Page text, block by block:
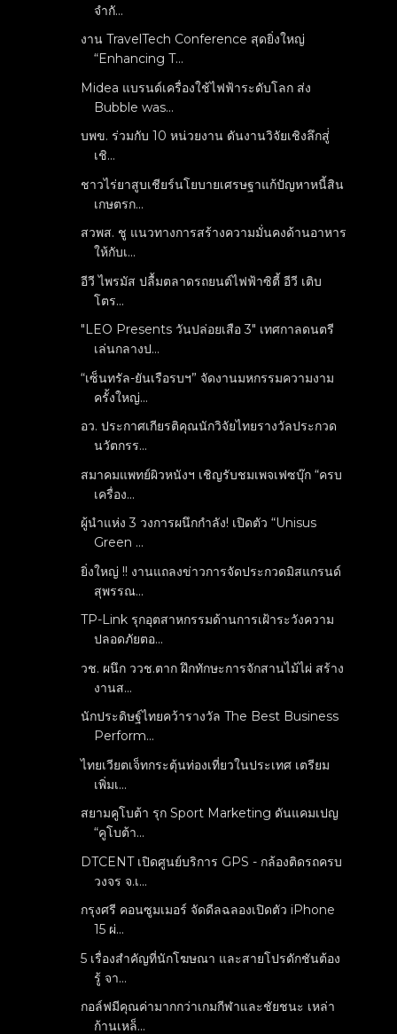
จำกั...
งาน TravelTech Conference สุดยิ่งใหญ่
“Enhancing T...
Midea แบรนด์เครื่องใช้ไฟฟ้าระดับโลก ส่ง
Bubble was...
บพข. ร่วมกับ 10 หน่วยงาน ดันงานวิจัยเชิงลึกสู่่
เชิ...
ชาวไร่ยาสูบเชียร์นโยบายเศรษฐาแก้ปัญหาหนี้สิน
เกษตรก...
สวพส. ชู แนวทางการสร้างความมั่นคงด้านอาหาร
ให้กับเ...
อีวี ไพรมัส ปลื้มตลาดรถยนต์ไฟฟ้าซิตี้ อีวี เติบ
โตร...
"LEO Presents วันปล่อยเสือ 3" เทศกาลดนตรี
เล่นกลางป...
“เซ็นทรัล-ยันเรือรบฯ” จัดงานมหกรรมความงาม
ครั้งใหญ่...
อว. ประกาศเกียรติคุณนักวิจัยไทยรางวัลประกวด
นวัตกรร...
สมาคมแพทย์ผิวหนังฯ เชิญรับชมเพจเฟซบุ๊ก “ครบ
เครื่อง...
ผู้นำแห่ง 3 วงการผนึกกำลัง! เปิดตัว “Unisus
Green ...
ยิ่งใหญ่ !! งานแถลงข่าวการจัดประกวดมิสแกรนด์
สุพรรณ...
TP-Link รุกอุตสาหกรรมด้านการเฝ้าระวังความ
ปลอดภัยตอ...
วช. ผนึก ววช.ตาก ฝึกทักษะการจักสานไม้ไผ่ สร้าง
งานส...
นักประดิษฐ์ไทยคว้ารางวัล The Best Business
Perform...
ไทยเวียตเจ็ทกระตุ้นท่องเที่ยวในประเทศ เตรียม
เพิ่มเ...
สยามคูโบต้า รุก Sport Marketing ดันแคมเปญ
“คูโบต้า...
DTCENT เปิดศูนย์บริการ GPS - กล้องติดรถครบ
วงจร จ.เ...
กรุงศรี คอนซูมเมอร์ จัดดีลฉลองเปิดตัว iPhone
15 ผ่...
5 เรื่องสำคัญที่นักโฆษณา และสายโปรดักชันต้อง
รู้ จา...
กอล์ฟมีคุณค่ามากกว่าเกมกีฬาและชัยชนะ เหล่า
ก้านเหล็...